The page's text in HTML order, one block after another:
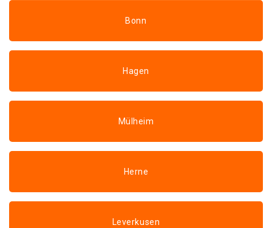
Bonn
Hagen
Mülheim
Herne
Leverkusen